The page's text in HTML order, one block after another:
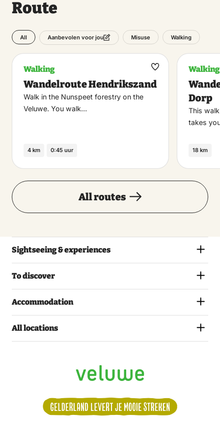
Route
All Aanbevolen voor jou Misuse Walking
Walking
Wandelroute Hendrikszand
Walk in the Nunspeet forestry on the
Veluwe. You walk…
4 km 0:45 uur
Maak
favoriet
Walking
Dorp
This
takes
18 km
All routes
Sightseeing & experiences
To discover
Accommodation
All locations